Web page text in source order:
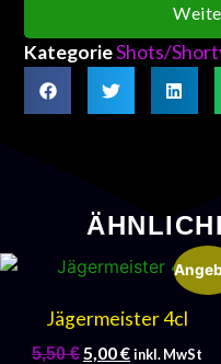
KategorieShots/
Jägermeister 4cl
5,50€ 5,00€inkl. MwSt